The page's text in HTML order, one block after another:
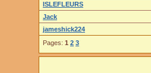
ISLEFLEURS
Jack
jameshick224
Pages: 1 2 3